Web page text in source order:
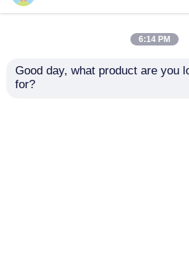
6:14 PM
Good day, what product are you
for?